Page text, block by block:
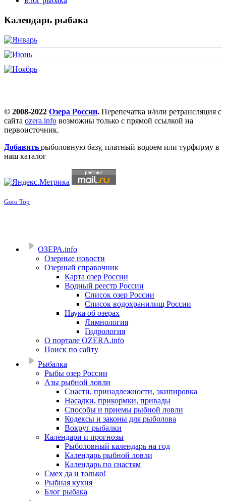
Календарь рыбака
© 2008-2022 Озера России. Перепечатка и/или ретрансляция с
сайта ozera.info возможны только с прямой ссылкой на
первоисточник.
Добавить рыболовную базу, платный водоем или турфирму в
наш каталог
Goto Top
ОЗЕРА.info
Озерные новости
Озерный справочник
Карта озер России
Водный реестр России
Список озер России
Список водохранилищ России
Наука об озерах
Лимнология
Гидрология
О портале OZERA.info
Поиск по сайту
Рыбалка
Рыбы озер России
Азы рыбной ловли
Снасти, принадлежности, экипировка
Насадки, прикормки, привады
Способы и приемы рыбной ловли
Кодексы и законы для рыболова
Вокруг рыбалки
Календари и прогнозы
Рыболовный календарь на год
Календарь рыбной ловли
Календарь по снастям
Смех да и только!
Рыбная кухня
Блог рыбака